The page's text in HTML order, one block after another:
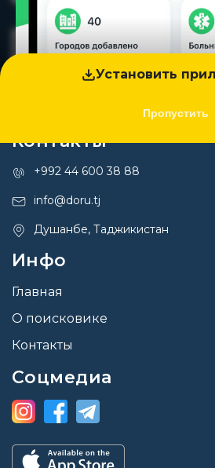
Установить
Пропустить
Контакты
+992 44 600 38 88
info@doru.tj
Душанбе, Таджикистан
Инфо
Главная
О поисковике
Контакты
Соцмедиа